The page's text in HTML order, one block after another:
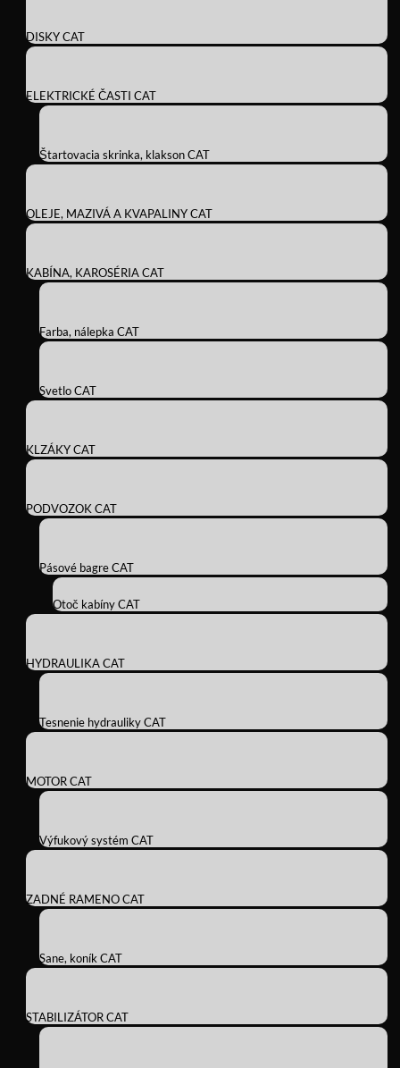
DISKY CAT
ELEKTRICKÉ ČASTI CAT
Štartovacia skrinka, klakson CAT
OLEJE, MAZIVÁ A KVAPALINY CAT
KABÍNA, KAROSÉRIA CAT
Farba, nálepka CAT
Svetlo CAT
KLZÁKY CAT
PODVOZOK CAT
Pásové bagre CAT
Otoč kabíny CAT
HYDRAULIKA CAT
Tesnenie hydrauliky CAT
MOTOR CAT
Výfukový systém CAT
ZADNÉ RAMENO CAT
Sane, koník CAT
STABILIZÁTOR CAT